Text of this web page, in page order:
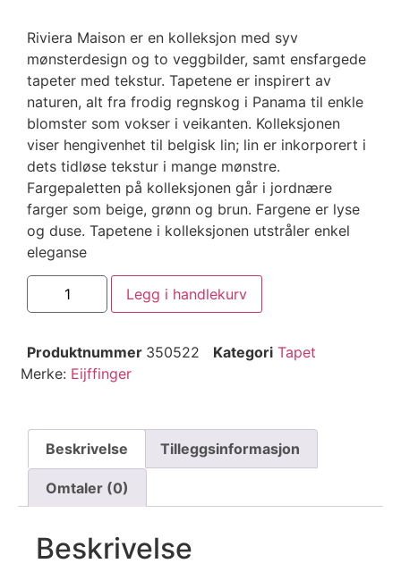
Riviera Maison er en kolleksjon med syv
mønsterdesign og to veggbilder, samt ensfargede
tapeter med tekstur. Tapetene er inspirert av
naturen, alt fra frodig regnskog i Panama til enkle
blomster som vokser i veikanten. Kolleksjonen
viser hengivenhet til belgisk lin; lin er inkorporert i
dets tidløse tekstur i mange mønstre.
Fargepaletten på kolleksjonen går i jordnære
farger som beige, grønn og brun. Fargene er lyse
og duse. Tapetene i kolleksjonen utstråler enkel
eleganse
Legg i handlekurv
Produktnummer 350522 Kategori Tapet
Merke: Eijffinger
Beskrivelse Tilleggsinformasjon
Omtaler (0)
Beskrivelse